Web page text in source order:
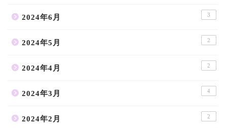
2024年6月 3
2024年5月 2
2024年4月 2
2024年3月 4
2024年2月 2